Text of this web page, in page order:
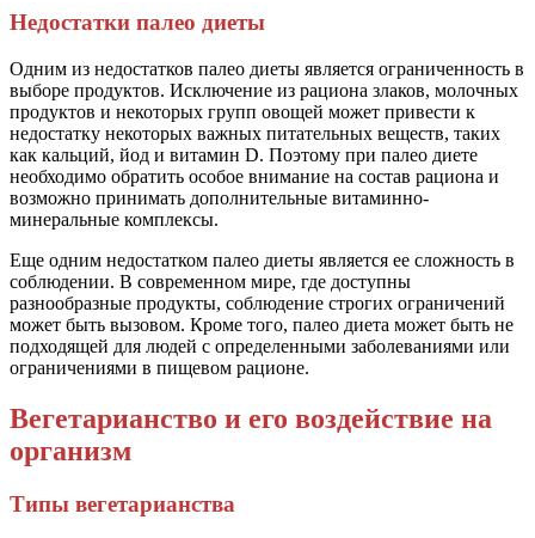
Недостатки палео диеты
Одним из недостатков палео диеты является ограниченность в
выборе продуктов. Исключение из рациона злаков, молочных
продуктов и некоторых групп овощей может привести к
недостатку некоторых важных питательных веществ, таких
как кальций, йод и витамин D. Поэтому при палео диете
необходимо обратить особое внимание на состав рациона и
возможно принимать дополнительные витаминно-
минеральные комплексы.
Еще одним недостатком палео диеты является ее сложность в
соблюдении. В современном мире, где доступны
разнообразные продукты, соблюдение строгих ограничений
может быть вызовом. Кроме того, палео диета может быть не
подходящей для людей с определенными заболеваниями или
ограничениями в пищевом рационе.
Вегетарианство и его воздействие на
организм
Типы вегетарианства